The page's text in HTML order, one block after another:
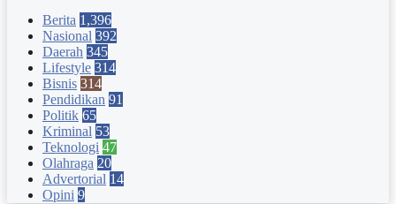
Berita 1,396
Nasional 392
Daerah 345
Lifestyle 314
Bisnis 314
Pendidikan 91
Politik 65
Kriminal 53
Teknologi 47
Olahraga 20
Advertorial 14
Opini 9